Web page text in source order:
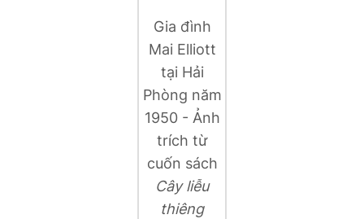
Gia đình
Mai Elliott
tại Hải
Phòng năm
1950 - Ảnh
trích từ
cuốn sách
Cây liễu
thiêng